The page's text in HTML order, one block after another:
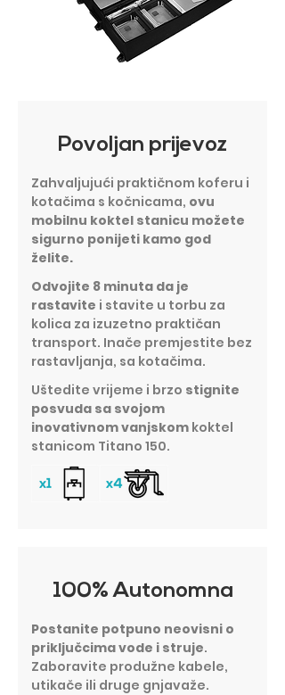
Povoljan prijevoz
Zahvaljujući praktičnom koferu i
kotačima s kočnicama, ovu
mobilnu koktel stanicu možete
sigurno ponijeti kamo god
želite.
Odvojite 8 minuta da je
rastavite i stavite u torbu za
kolica za izuzetno praktičan
transport. Inače premjestite bez
rastavljanja, sa kotačima.
Uštedite vrijeme i brzo stignite
posvuda sa svojom
inovativnom vanjskom koktel
stanicom Titano 150.
100% Autonomna
Postanite potpuno neovisni o
priključcima vode i struje.
Zaboravite produžne kabele,
utikače ili druge gnjavaže.